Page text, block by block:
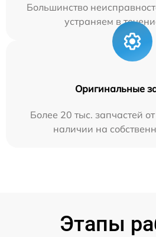
Большинство
устраняем в
Оригинальные
Более 20 тыс. запчастей
наличии на
Этапы